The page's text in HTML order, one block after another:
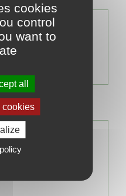
(C.C.A.S)
cookies
control
want to
all
cookies